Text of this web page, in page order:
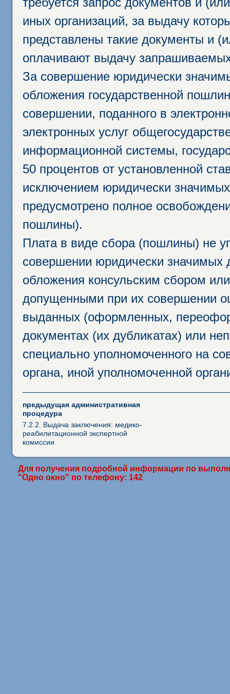
иных организаций, за выдачу
представлены такие документы и
оплачивают выдачу
За совершение юридически
обложения государственной
совершении, поданного в
электронных услуг
информационной системы,
50 процентов от установленной
исключением юридически
предусмотрено полное
пошлины).
Плата в виде сбора (пошлины) не
совершении юридически
обложения консульским сбором
допущенными при их совершении
выданных (оформленных,
документах (их дубликатах) или
специально уполномоченного на
органа, иной уполномоченной
предыдущая административная
процедура
7.2.2. Выдача заключения: медико-
реабилитационной экспертной
комиссии
Для получения подробной информации по
"Одно окно" по телефону: 142